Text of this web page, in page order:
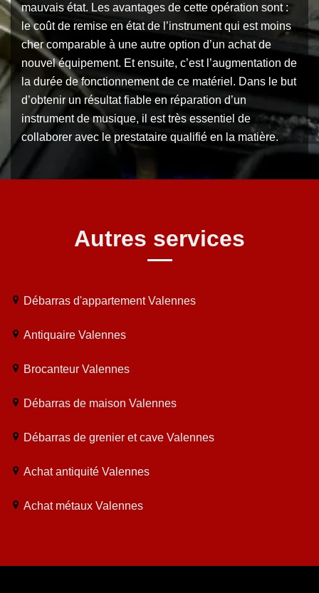
mauvais état. Les avantages de cette opération sont :
le coût de remise en état de l’instrument qui est moins
cher comparable à une autre option d’un achat de
nouvel équipement. Et ensuite, c’est l’augmentation de
la durée de fonctionnement de ce matériel. Dans le but
d’obtenir un résultat fiable en réparation d’un
instrument de musique, il est très essentiel de
collaborer avec le prestataire qualifié en la matière.
Autres services
Débarras d'appartement Valennes
Antiquaire Valennes
Brocanteur Valennes
Débarras de maison Valennes
Débarras de grenier et cave Valennes
Achat antiquité Valennes
Achat métaux Valennes